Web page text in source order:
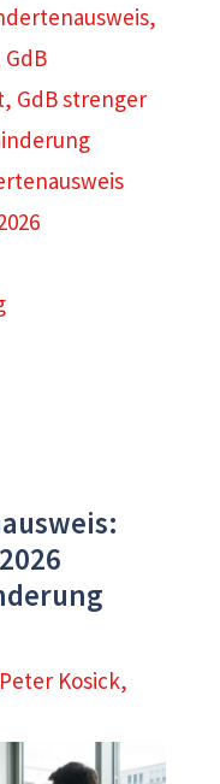
,
GdB
, GdB strenger
Peter Kosick,